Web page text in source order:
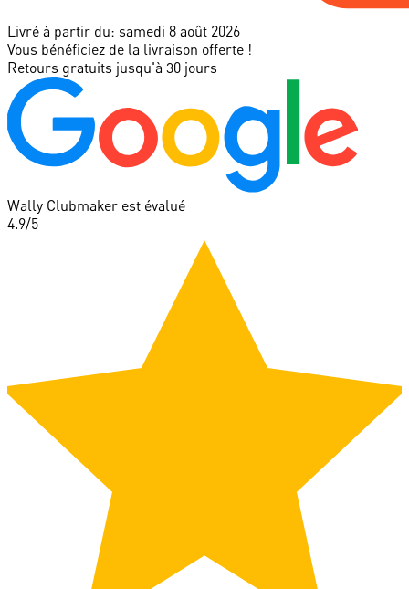
Livré à partir du: samedi 8 août 2026
Vous bénéficiez de la livraison offerte !
Retours gratuits jusqu'à 30 jours
Wally Clubmaker est évalué
4.9/5